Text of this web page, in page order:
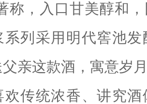
称，入口甘美醇和
系列采用明代窖池
亲这款酒，寓意岁
欢传统浓香、讲究